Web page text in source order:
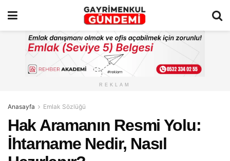
REKLAM
Anasayfa Emlak Sözlüğü
Hak Aramanın Resmi Yolu:
İhtarname Nedir, Nasıl